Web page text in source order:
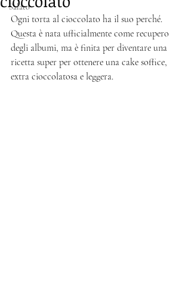
Salato
Ogni torta al cioccolato ha il suo perché.
Questa è nata ufficialmente come recupero
degli albumi, ma è finita per diventare una
ricetta super per ottenere una cake soffice,
extra cioccolatosa e leggera.